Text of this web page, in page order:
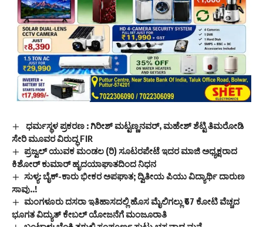
ಧರ್ಮಸ್ಥಳ ಪ್ರಕರಣ : ಗಿರೀಶ್ ಮಟ್ಟಣ್ಣನವರ್‌, ಮಹೇಶ್ ಶೆಟ್ಟಿ ತಿಮರೋಡಿ
ಸೇರಿ ಮೂವರ ವಿರುದ್ಧ FIR
ಪ್ರಜ್ವಲ್ ಯುವಕ ಮಂಡಲ (ರಿ) ಸೂಟರಪೇಟೆ ಇದರ ಮಾಜಿ ಅಧ್ಯಕ್ಷರಾದ
ಕಿಶೋರ್ ಕುಮಾರ್ ಹೃದಯಾಘಾತದಿಂದ ನಿಧನ
ಸುಳ್ಯ: ಬೈಕ್-ಕಾರು ಭೀಕರ ಅಪಘಾತ; ದ್ವಿತೀಯ ಪಿಯು ವಿದ್ಯಾರ್ಥಿ ದಾರುಣ
ಸಾವು..!
ಮಂಗಳೂರು ದಸರಾ ಇತಿಹಾಸದಲ್ಲಿ ಹೊಸ ಮೈಲಿಗಲ್ಲು ₹67 ಕೋಟಿ ವೆಚ್ಚದ
ಭೂಗತ ವಿದ್ಯುತ್ ಕೇಬಲ್ ಯೋಜನೆಗೆ ಮಂಜೂರಾತಿ